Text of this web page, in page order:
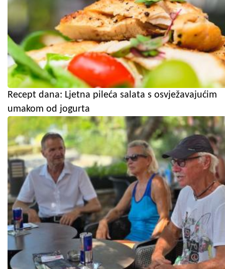
Recept dana: Ljetna pileća salata s osvježavajućim
umakom od jogurta